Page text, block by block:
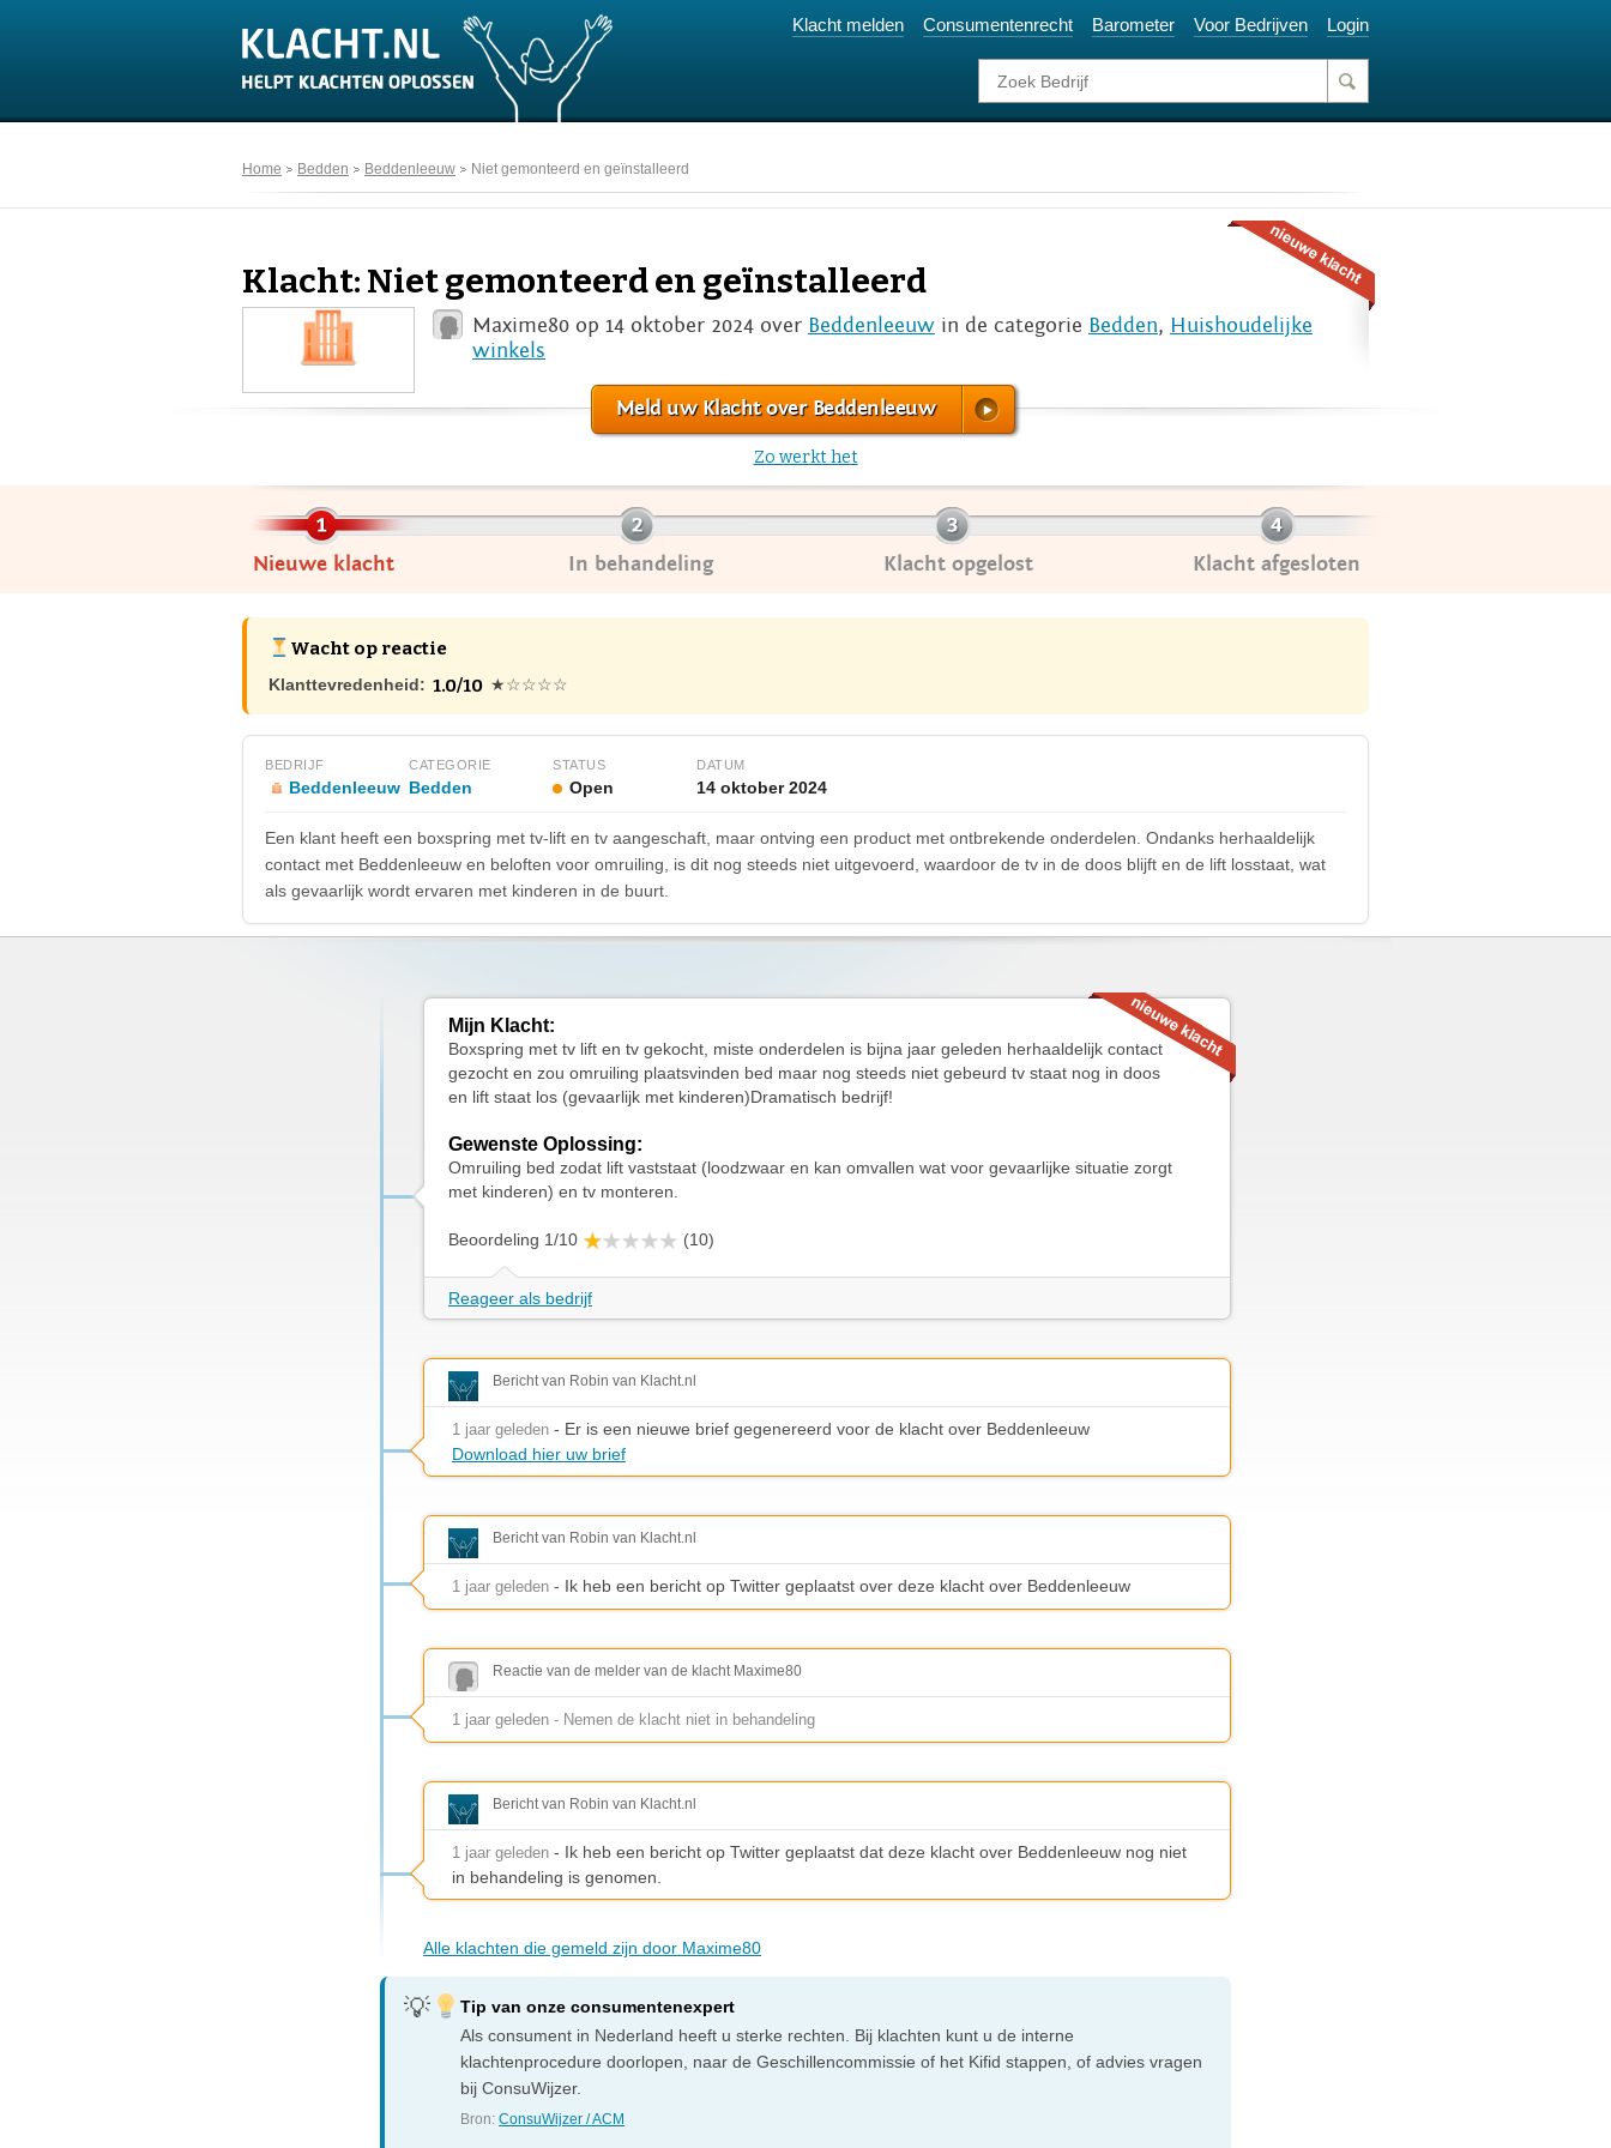
Klacht melden Consumentenrecht Barometer Voor Bedrijven Login
Home Bedden Beddenleeuw Niet gemonteerd en geïnstalleerd
Klacht: Niet gemonteerd en geïnstalleerd
Maxime80 op 14 oktober 2024 over Beddenleeuw in de categorie Bedden, Huishoudelijke
winkels
Meld uw Klacht over Beddenleeuw
Zo werkt het
Nieuwe klacht In behandeling Klacht opgelost Klacht afgesloten
Wacht op reactie
Klanttevredenheid: 1.0/10 ★☆☆☆☆
BEDRIJF
Beddenleeuw
CATEGORIE
Bedden
STATUS
Open
DATUM
14 oktober 2024
Een klant heeft een boxspring met tv-lift en tv aangeschaft, maar ontving een product met ontbrekende onderdelen. Ondanks herhaaldelijk
contact met Beddenleeuw en beloften voor omruiling, is dit nog steeds niet uitgevoerd, waardoor de tv in de doos blijft en de lift losstaat, wat
als gevaarlijk wordt ervaren met kinderen in de buurt.
Mijn Klacht:
Boxspring met tv lift en tv gekocht, miste onderdelen is bijna jaar geleden herhaaldelijk contact
gezocht en zou omruiling plaatsvinden bed maar nog steeds niet gebeurd tv staat nog in doos
en lift staat los (gevaarlijk met kinderen)Dramatisch bedrijf!
Gewenste Oplossing:
Omruiling bed zodat lift vaststaat (loodzwaar en kan omvallen wat voor gevaarlijke situatie zorgt
met kinderen) en tv monteren.
Beoordeling 1/10 (10)
Reageer als bedrijf
Bericht van Robin van Klacht.nl
1 jaar geleden - Er is een nieuwe brief gegenereerd voor de klacht over Beddenleeuw
Download hier uw brief
Bericht van Robin van Klacht.nl
1 jaar geleden - Ik heb een bericht op Twitter geplaatst over deze klacht over Beddenleeuw
Reactie van de melder van de klacht Maxime80
1 jaar geleden - Nemen de klacht niet in behandeling
Bericht van Robin van Klacht.nl
1 jaar geleden - Ik heb een bericht op Twitter geplaatst dat deze klacht over Beddenleeuw nog niet
in behandeling is genomen.
Alle klachten die gemeld zijn door Maxime80
Tip van onze consumentenexpert
Als consument in Nederland heeft u sterke rechten. Bij klachten kunt u de interne
klachtenprocedure doorlopen, naar de Geschillencommissie of het Kifid stappen, of advies vragen
bij ConsuWijzer.
Bron:ConsuWijzer / ACM